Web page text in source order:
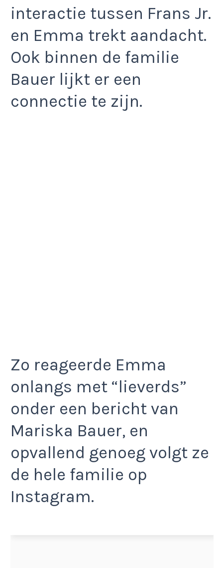
interactie tussen Frans Jr.
en Emma trekt aandacht.
Ook binnen de familie
Bauer lijkt er een
connectie te zijn.
Zo reageerde Emma
onlangs met “lieverds”
onder een bericht van
Mariska Bauer, en
opvallend genoeg volgt ze
de hele familie op
Instagram.